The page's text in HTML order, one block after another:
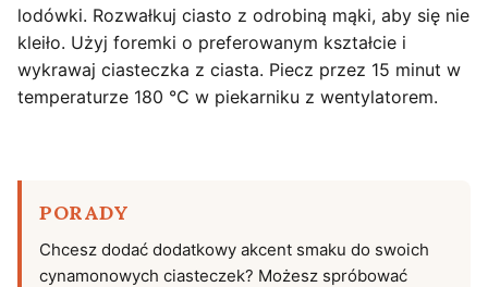
lodówki. Rozwałkuj ciasto z odrobiną mąki, aby się nie
kleiło. Użyj foremki o preferowanym kształcie i
wykrawaj ciasteczka z ciasta. Piecz przez 15 minut w
temperaturze 180 °C w piekarniku z wentylatorem.
PORADY
Chcesz dodać dodatkowy akcent smaku do swoich
cynamonowych ciasteczek? Możesz spróbować